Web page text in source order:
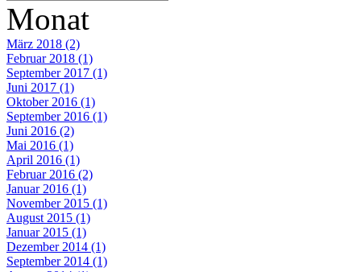
Monat
März 2018 (2)
Februar 2018 (1)
September 2017 (1)
Juni 2017 (1)
Oktober 2016 (1)
September 2016 (1)
Juni 2016 (2)
Mai 2016 (1)
April 2016 (1)
Februar 2016 (2)
Januar 2016 (1)
November 2015 (1)
August 2015 (1)
Januar 2015 (1)
Dezember 2014 (1)
September 2014 (1)